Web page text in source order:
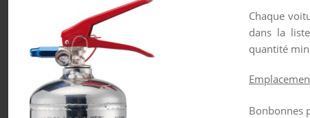
Chaque
dans la
quantité
Bonbonnes